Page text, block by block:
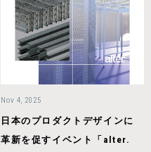
Nov 4, 2025
日本のプロダクトデザインに
革新を促すイベント「alter.